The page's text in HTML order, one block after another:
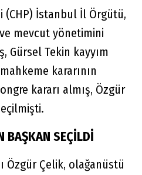
(CHP) İstanbul İl Örgütü,
mevcut yönetimini
Gürsel Tekin kayyım
kararının
kararı almış, Özgür
BAŞKAN SEÇİLDİ
Özgür Çelik, olağanüstü